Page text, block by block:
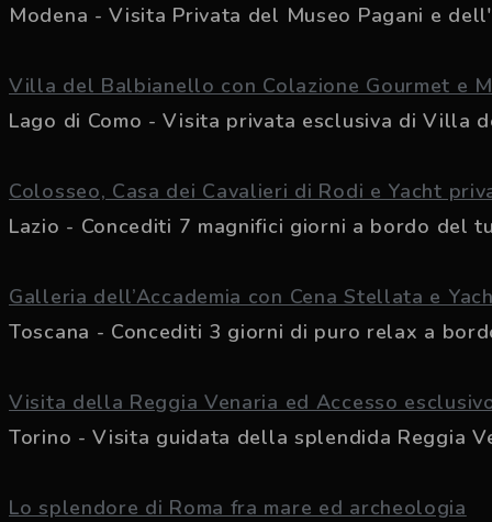
Modena - Visita Privata del Museo Pagani e
Villa del Balbianello con Colazione Gourmet e
Lago di Como - Visita privata esclusiva di Villa
Colosseo, Casa dei Cavalieri di Rodi e Yacht
Lazio - Concediti 7 magnifici giorni a bordo del
Galleria dell’Accademia con Cena Stellata e
Toscana - Concediti 3 giorni di puro relax a
Visita della Reggia Venaria ed Accesso
Torino - Visita guidata della splendida Reggia
Lo splendore di Roma fra mare ed archeologia